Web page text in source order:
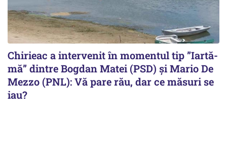
Chirieac a intervenit în momentul tip ”Iartă-
mă” dintre Bogdan Matei (PSD) și Mario De
Mezzo (PNL): Vă pare rău, dar ce măsuri se
iau?